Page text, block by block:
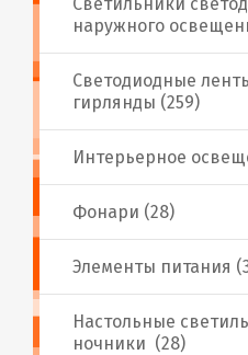
Фонари (28)
Настольные
ночники (28)
Интерьерное
Светодиодные
гирлянды (259)
наружного
Элементы питания